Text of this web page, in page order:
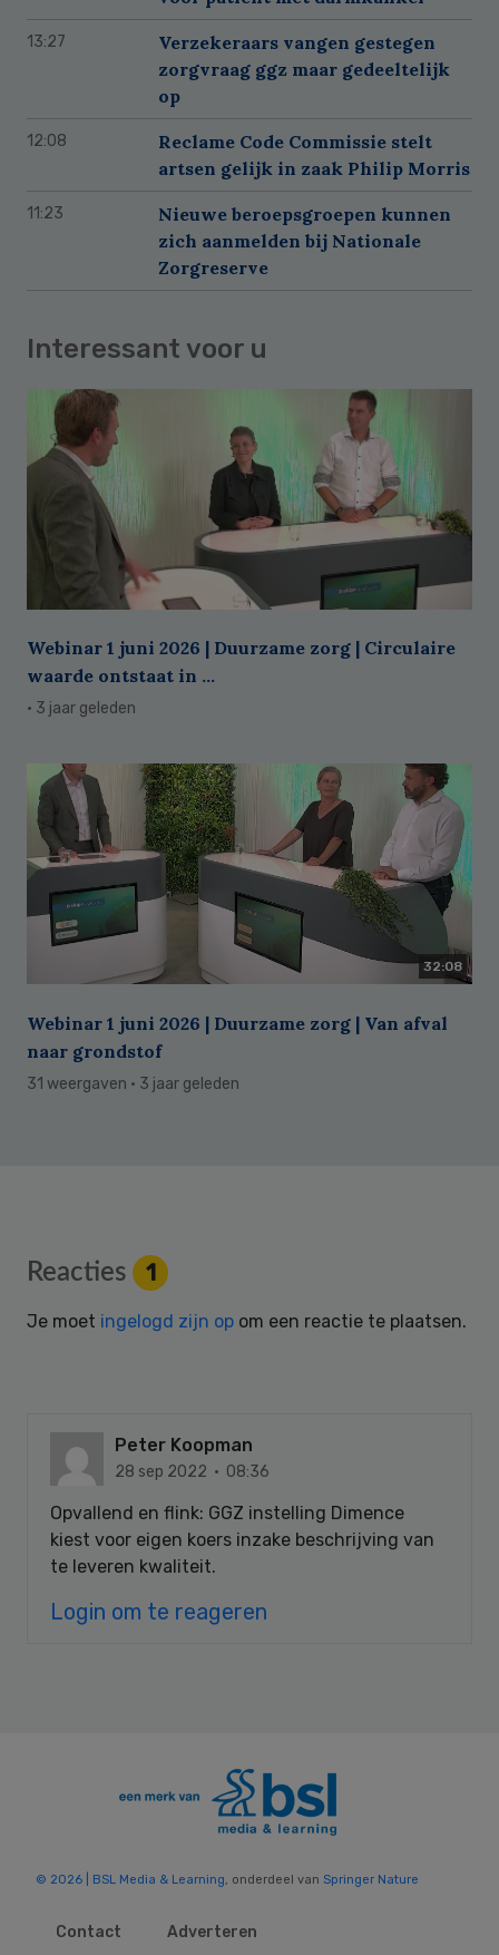
13:27
Verzekeraars vangen gestegen
zorgvraag ggz maar gedeeltelijk
op
12:08
Reclame Code Commissie stelt
artsen gelijk in zaak Philip Morris
11:23
Nieuwe beroepsgroepen kunnen
zich aanmelden bij Nationale
Zorgreserve
Interessant voor u
Webinar 1 juni 2026 | Duurzame zorg | Circulaire
waarde ontstaat in ...
· 3 jaar geleden
32:08
Webinar 1 juni 2026 | Duurzame zorg | Van afval
naar grondstof
31 weergaven · 3 jaar geleden
Reader
Interactions
Reacties 1
Je moet ingelogd zijn op om een reactie te plaatsen.
Peter Koopman
28 sep 2022 · 08:36
Opvallend en flink: GGZ instelling Dimence
kiest voor eigen koers inzake beschrijving van
te leveren kwaliteit.
Login om te reageren
© 2026 | BSL Media & Learning, onderdeel van Springer Nature
Contact Adverteren